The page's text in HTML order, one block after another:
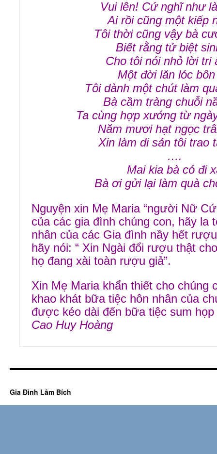
Vui lên! Cứ nghĩ như
Ai rồi cũng một kiếp
Tôi thời cũng vậy bà
Biết rằng tử biệt
Cho tôi nói nhỏ lời tri
Một đời lăn lóc
Tôi dành một chút làm
Bà cầm tràng chuỗi
Ta cùng hợp xướng từ
Năm mươi hạt ngọc
Xin làm di sản tôi trao
….
Mai kia bà có đi
Bà ơi gửi lại làm quà
Nguyện xin Mẹ Maria “người Nữ
của các gia đình chúng con, hãy la
nhân của các Gia đình nầy hết
hãy nói: “ Xin Ngài đổi rượu thật
họ đang xài toàn rượu giả”.
Xin Mẹ Maria khẩn thiết cho chúng
khao khát bữa tiệc hôn nhân của
được kéo dài đến bữa tiệc sum
Cao Huy Hoàng
Gia Đình Lâm Bích